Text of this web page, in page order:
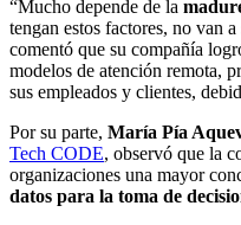
“Mucho depende de la
tengan estos factores, no van
comentó que su compañía
modelos de atención remota,
sus empleados y clientes,
Por su parte, María Pía
Tech CODE, observó que la
organizaciones una mayor
datos para la toma de